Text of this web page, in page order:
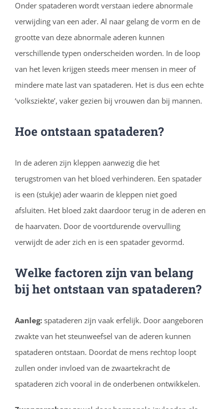
Onder spataderen wordt verstaan iedere abnormale
verwijding van een ader. Al naar gelang de vorm en de
grootte van deze abnormale aderen kunnen
verschillende typen onderscheiden worden. In de loop
van het leven krijgen steeds meer mensen in meer of
mindere mate last van spataderen. Het is dus een echte
‘volksziekte’, vaker gezien bij vrouwen dan bij mannen.
Hoe ontstaan spataderen?
In de aderen zijn kleppen aanwezig die het
terugstromen van het bloed verhinderen. Een spatader
is een (stukje) ader waarin de kleppen niet goed
afsluiten. Het bloed zakt daardoor terug in de aderen en
de haarvaten. Door de voortdurende overvulling
verwijdt de ader zich en is een spatader gevormd.
Welke factoren zijn van belang
bij het ontstaan van spataderen?
Aanleg: spataderen zijn vaak erfelijk. Door aangeboren
zwakte van het steunweefsel van de aderen kunnen
spataderen ontstaan. Doordat de mens rechtop loopt
zullen onder invloed van de zwaartekracht de
spataderen zich vooral in de onderbenen ontwikkelen.